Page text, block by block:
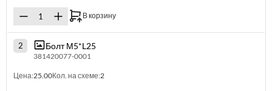
В корзину
2 Болт М5*L25
381420077-0001
Цена:25.00Кол. на схеме:2